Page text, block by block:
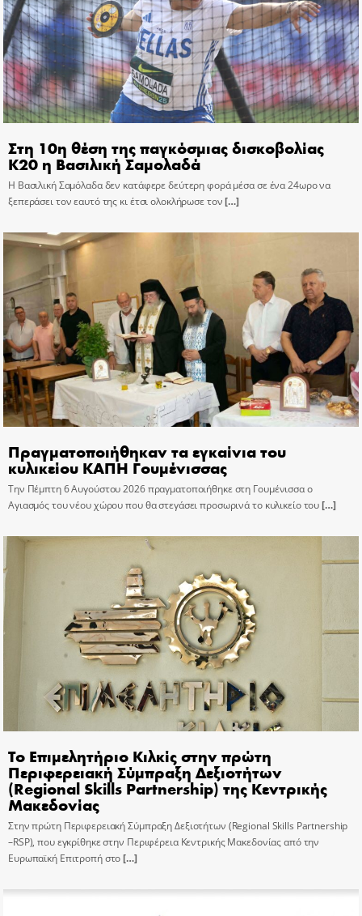
Στη 10η θέση της παγκόσμιας δισκοβολίας
Κ20 η Βασιλική Σαμολαδά
Η Βασιλική Σαμόλαδα δεν κατάφερε δεύτερη φορά μέσα σε ένα 24ωρο να
ξεπεράσει τον εαυτό της κι έτσι ολοκλήρωσε τον[…]
Πραγματοποιήθηκαν τα εγκαίνια του
κυλικείου ΚΑΠΗ Γουμένισσας
Την Πέμπτη 6 Αυγούστου 2026 πραγματοποιήθηκε στη Γουμένισσα ο
Αγιασμός του νέου χώρου που θα στεγάσει προσωρινά το κυλικείο του[…]
Το Επιμελητήριο Κιλκίς στην πρώτη
Περιφερειακή Σύμπραξη Δεξιοτήτων
(Regional Skills Partnership) της Κεντρικής
Μακεδονίας
Στην πρώτη Περιφερειακή Σύμπραξη Δεξιοτήτων (Regional Skills Partnership
–RSP), που εγκρίθηκε στην Περιφέρεια Κεντρικής Μακεδονίας από την
Ευρωπαϊκή Επιτροπή στο[…]